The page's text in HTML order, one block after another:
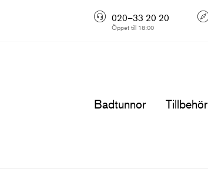
Badtunnor Tillbehör
020–33 20 20
Öppet till 18:00